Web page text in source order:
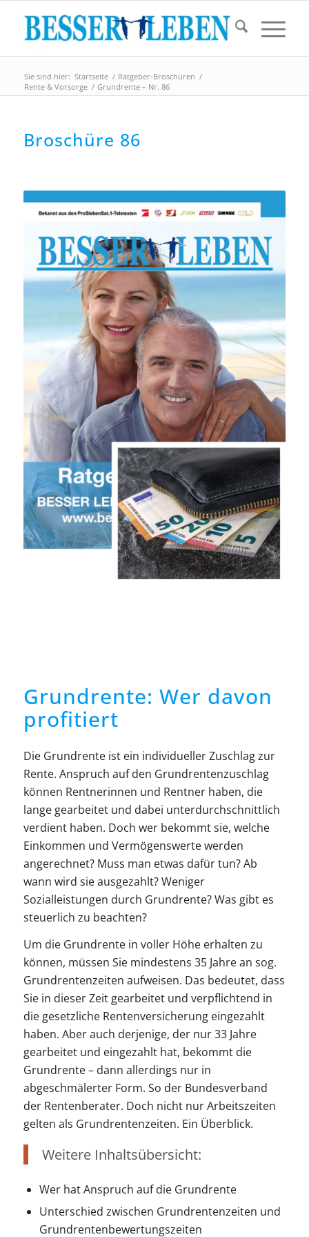
Sie sind hier: Startseite / Ratgeber-Broschüren /
Rente & Vorsorge / Grundrente – Nr. 86
Broschüre 86
Grundrente: Wer davon
profitiert
Die Grundrente ist ein individueller Zuschlag zur
Rente. Anspruch auf den Grundrentenzuschlag
können Rentnerinnen und Rentner haben, die
lange gearbeitet und dabei unterdurchschnittlich
verdient haben. Doch wer bekommt sie, welche
Einkommen und Vermögenswerte werden
angerechnet? Muss man etwas dafür tun? Ab
wann wird sie ausgezahlt? Weniger
Sozialleistungen durch Grundrente? Was gibt es
steuerlich zu beachten?
Um die Grundrente in voller Höhe erhalten zu
können, müssen Sie mindestens 35 Jahre an sog.
Grundrentenzeiten aufweisen. Das bedeutet, dass
Sie in dieser Zeit gearbeitet und verpflichtend in
die gesetzliche Rentenversicherung eingezahlt
haben. Aber auch derjenige, der nur 33 Jahre
gearbeitet und eingezahlt hat, bekommt die
Grundrente – dann allerdings nur in
abgeschmälerter Form. So der Bundesverband
der Rentenberater. Doch nicht nur Arbeitszeiten
gelten als Grundrentenzeiten. Ein Überblick.
Weitere Inhaltsübersicht:
Wer hat Anspruch auf die Grundrente
Unterschied zwischen Grundrentenzeiten und
Grundrentenbewertungszeiten